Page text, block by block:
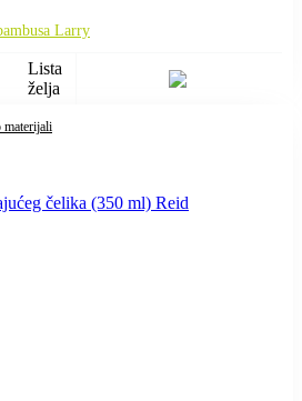
Larry
Lista
želja
materijali